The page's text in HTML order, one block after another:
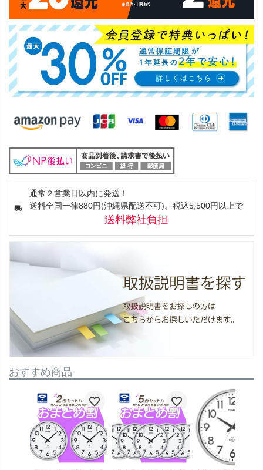
通常２営業日以内に発送！
送料全国一律880円(沖縄県配送不可)。税込5,500円以上で
送料弊社負担
おすすめ商品